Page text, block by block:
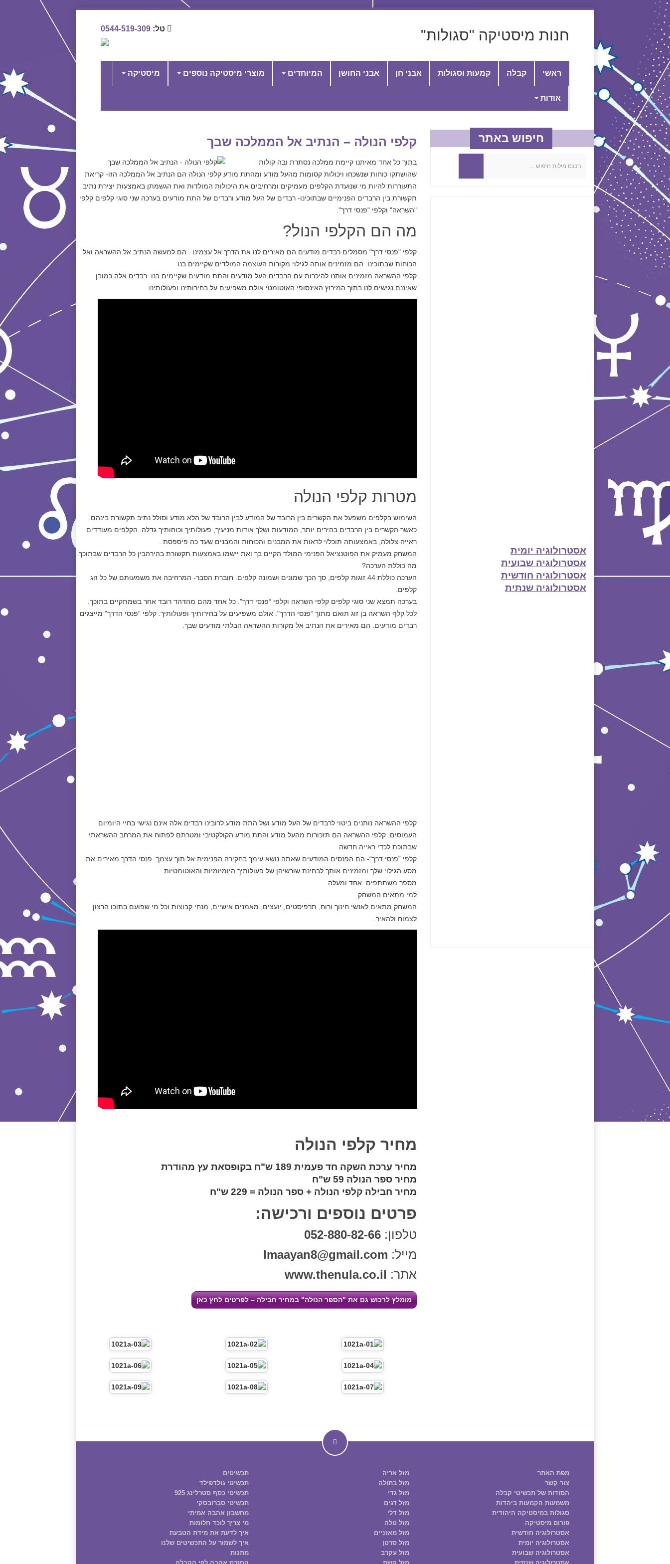
חנות מיסטיקה "סגולות" טל: 0544-519-309
ראשי קבלה קמעות וסגולות אבני חן אבני החושן המיוחדים מוצרי מיסטיקה נוספים מיסטיקה
אודות
קלפי הנולה – הנתיב אל הממלכה שבך
בתוך כל אחד מאיתנו קיימת ממלכה נסתרת ובה קולות
שהושתקו כוחות שנשכחו ויכולות קסומות מהעל מודע ומהתת מודע קלפי הנולה הם הנתיב אל הממלכה הזו- קריאת
התעוררות להיות מי שנועדת הקלפים מעמיקים ומרחיבים את היכולות המולדות ואת הגשמתן באמצעות יצירת נתיב
תקשורת בין הרבדים הפנימיים שבתוכינו- רבדים של העל מודע ורבדים של התת מודעים בערכה שני סוגי קלפים קלפי
"השראה" וקלפי "פנסי דרך".
מה הם הקלפי הנול?
קלפי "פנסי דרך" מסמלים רבדים מודעים הם מאירים לנו את הדרך אל עצמינו . הם למעשה הנתיב אל ההשראה ואל
הכוחות שבתוכינו. הם מזמינים אותה לגילוי מקורות העוצמה המולדים שקיימים בנו
קלפי ההשראה מזמינים אותנו להיכרות עם הרבדים העל מודעים והתת מודעים שקיימים בנו. רבדים אלה כמובן
שאיננם נגישים לנו בתוך המירוץ האינסופי האוטומטי אולם משפיעים על בחירותינו ופעולותינו.
מטרות קלפי הנולה
השימוש בקלפים משפעל את הקשרים בין הרובד של המודע לבין הרובד של הלא מודע וסולל נתיב תקשורת בינהם.
כאשר הקשרים בין הרבדים בהירים יותר, המודעות ושלך אודות מניעיך, פעולותיך וכוחותיך גדלה. הקלפים מעודדים
ראייה צלולה, באמצעותה תוכל/י לראות את המבנים והכוחות והמבנים שעד כה פיספסת .
המשחק מעמיק את הפוטנציאל הפנימי המולד הקיים בך ואת יישמו באמצעות תקשורת בהירהבין כל הרבדים שבתוכך.
מה כוללת הערכה?
הערכה כוללת 44 זוגות קלפים, סך הכך שמונים ושמונה קלפים. חוברת הסבר- המרחיבה את משמעותם של כל זוג
קלפים.
בערכה תמצא שני סוגי קלפים קלפי השראה וקלפי “פנסי דרך”. כל אחד מהם מהדהד רובד אחר בשמתקיים בתוכך.
לכל קלף השראה בן זוג תואם מתוך “פנסי הדרך". אולם משפיעים על בחירותיך ופעולותיך. קלפי “פנסי הדרך” מייצגים
רבדים מודעים. הם מאירים את הנתיב אל מקורות ההשראה הבלתי מודעים שבך.
קלפי ההשראה נותנים ביטוי לרבדים של העל מודע ושל התת מודע.לרובינו רבדים אלה אינם נגישי בחיי היומיום
העמוסים. קלפי ההשראה הם תזכורות מהעל מודע והתת מודע הקולקטיבי ומטרתם לפתוח את המרחב ההשראתי
שבתוכת לכדי ראייה חדשה.
קלפי ”פנסי דרך“- הם הפנסים המודעים שאתה נושא עימך בחקירה הפנימית אל תוך עצמך. פנסי הדרך מאירים את
מסע הגילוי שלך ומזמינים אותך לבחינת שורשיהן של פעולותיך היומיומיות והאוטומטיות
מספר משתתפים: אחד ומעלה
למי מתאים המשחק
המשחק מתאים לאנשי חינוך ורוח, תרפיסטים, יועצים, מאמנים אישיים, מנחי קבוצות וכל מי שפועם בתוכו הרצון
לצמוח ולהאיר.
מחיר קלפי הנולה
מחיר ערכת השקה חד פעמית 189 ש"ח בקופסאת עץ מהודרת
מחיר ספר הנולה 59 ש"ח
מחיר חבילה קלפי הנולה + ספר הנולה = 229 ש"ח
פרטים נוספים ורכישה:
טלפון: 052-880-82-66
מייל: lmaayan8@gmail.com
אתר: www.thenula.co.il
מומלץ לרכוש גם את "הספר הנולה" במחיר חבילה – לפרטים לחץ כאן
חיפוש באתר
אסטרולוגיה יומית
אסטרולוגיה שבועית
אסטרולוגיה חודשית
אסטרולוגיה שנתית
תכשיטים
תכשיטי גולדפילד
תכשיטי כסף סטרלינג 925
תכשיטי סברובסקי
מחשבון אהבה אמיתי
מי צריך לוכד חלומות
איך לדעת את מידת הטבעת
איך לשמור על התכשיטים שלנו
מתנות
מזל אריה
מזל בתולה
מזל גדי
מזל דגים
מזל דלי
מזל טלה
מזל מאזניים
מזל סרטן
מזל עקרב
מפת האתר
צור קשר
הסודות של תכשיטי קבלה
משמעות הקמעות ביהדות
סגולות במיסטיקה היהודית
פורום מיסטיקה
אסטרולוגיה חודשית
אסטרולוגיה יומית
אסטרולוגיה שבועית